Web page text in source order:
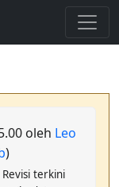
oleh Leo
)
terkini